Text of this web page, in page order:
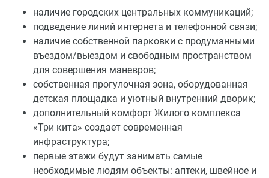
наличие городских центральных коммуникаций;
подведение линий интернета и телефонной связи;
наличие собственной парковки с продуманными
въездом/выездом и свободным пространством
для совершения маневров;
собственная прогулочная зона, оборудованная
детская площадка и уютный внутренний дворик;
дополнительный комфорт Жилого комплекса
«Три кита» создает современная
инфраструктура;
первые этажи будут занимать самые
необходимые людям объекты: аптеки, швейное и